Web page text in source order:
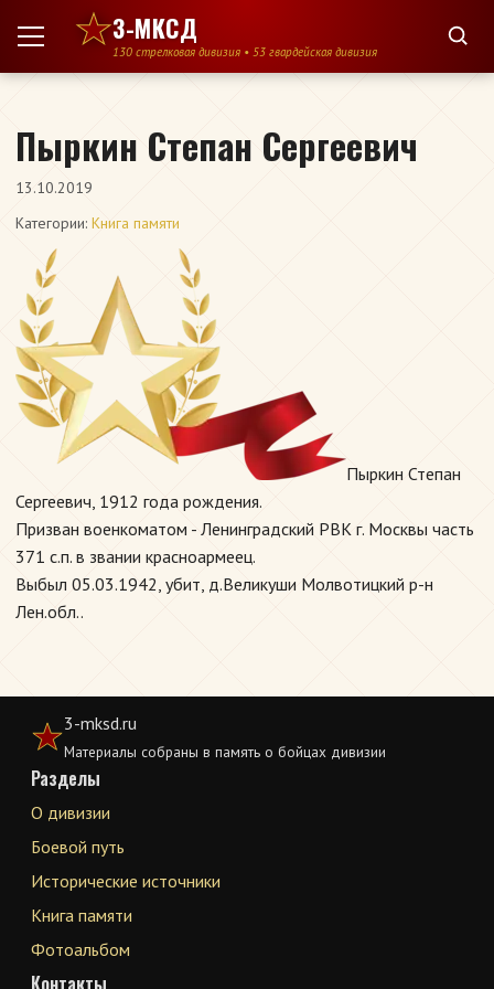
Перейти к содержимому
3-МКСД
130 стрелковая дивизия • 53 гвардейская дивизия
Пыркин Степан Сергеевич
13.10.2019
Категории: Книга памяти
Пыркин Степан
Сергеевич, 1912 года рождения.
Призван военкоматом - Ленинградский РВК г. Москвы часть
371 с.п. в звании красноармеец.
Выбыл 05.03.1942, убит, д.Великуши Молвотицкий р-н
Лен.обл..
3-mksd.ru
Материалы собраны в память о бойцах дивизии
Разделы
О дивизии
Боевой путь
Исторические источники
Книга памяти
Фотоальбом
Контакты